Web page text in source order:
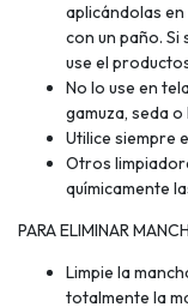
aplicándolas en
con un paño. Si
use el
No lo use en
gamuza, seda
Utilice siempre
Otros
químicamente
PARA ELIMINAR
Limpie la
totalmente la